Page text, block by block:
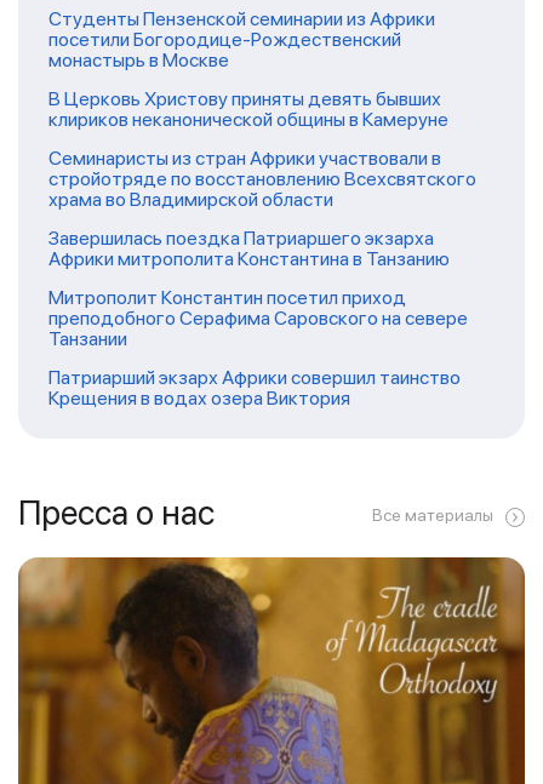
Студенты Пензенской семинарии из Африки
посетили Богородице-Рождественский
монастырь в Москве
В Церковь Христову приняты девять бывших
клириков неканонической общины в Камеруне
Семинаристы из стран Африки участвовали в
стройотряде по восстановлению Всехсвятского
храма во Владимирской области
Завершилась поездка Патриаршего экзарха
Африки митрополита Константина в Танзанию
Митрополит Константин посетил приход
преподобного Серафима Саровского на севере
Танзании
Патриарший экзарх Африки совершил таинство
Крещения в водах озера Виктория
Пресса о нас Все материалы